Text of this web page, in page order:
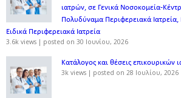
ιατρών, σε Γενικά Νοσοκομεία-
Πολυδύναμα Περιφερειακά Ιατρεία,
Ειδικά Περιφερειακά Ιατρεία
3.6k views | posted on 30 Ιουνίου, 2026
Κατάλογος και θέσεις επικουρικών
3k views | posted on 28 Ιουλίου, 2026